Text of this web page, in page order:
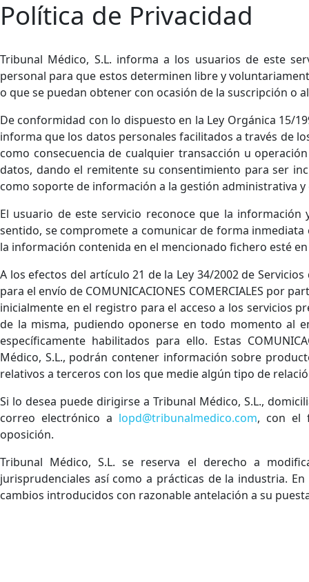
Política de Privacidad
Tribunal Médico, S.L. informa a los usuarios de este
personal para que estos determinen libre y
o que se puedan obtener con ocasión de la suscripción o
De conformidad con lo dispuesto en la Ley Orgánica 15/
informa que los datos personales facilitados a través de
como consecuencia de cualquier transacción u
datos, dando el remitente su consentimiento para ser
como soporte de información a la gestión administrativa y
El usuario de este servicio reconoce que la
sentido, se compromete a comunicar de forma
la información contenida en el mencionado fichero esté
A los efectos del artículo 21 de la Ley 34/2002 de
para el envío de COMUNICACIONES COMERCIALES por
inicialmente en el registro para el acceso a los servicios
de la misma, pudiendo oponerse en todo momento al
específicamente habilitados para ello. Estas
Médico, S.L., podrán contener información sobre
relativos a terceros con los que medie algún tipo de
Si lo desea puede dirigirse a Tribunal Médico, S.L.,
correo electrónico a lopd@tribunalmedico.com, con el
oposición.
Tribunal Médico, S.L. se reserva el derecho a
jurisprudenciales así como a prácticas de la industria.
cambios introducidos con razonable antelación a su